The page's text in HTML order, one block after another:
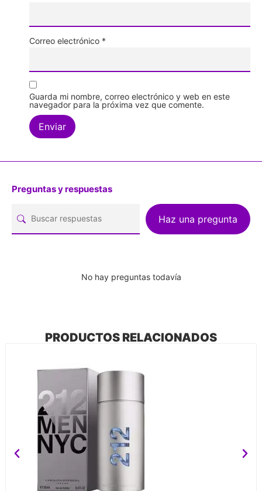
Correo electrónico *
Guarda mi nombre, correo electrónico y web en este
navegador para la próxima vez que comente.
Preguntas y respuestas
Haz una pregunta
No hay preguntas todavía
PRODUCTOS RELACIONADOS